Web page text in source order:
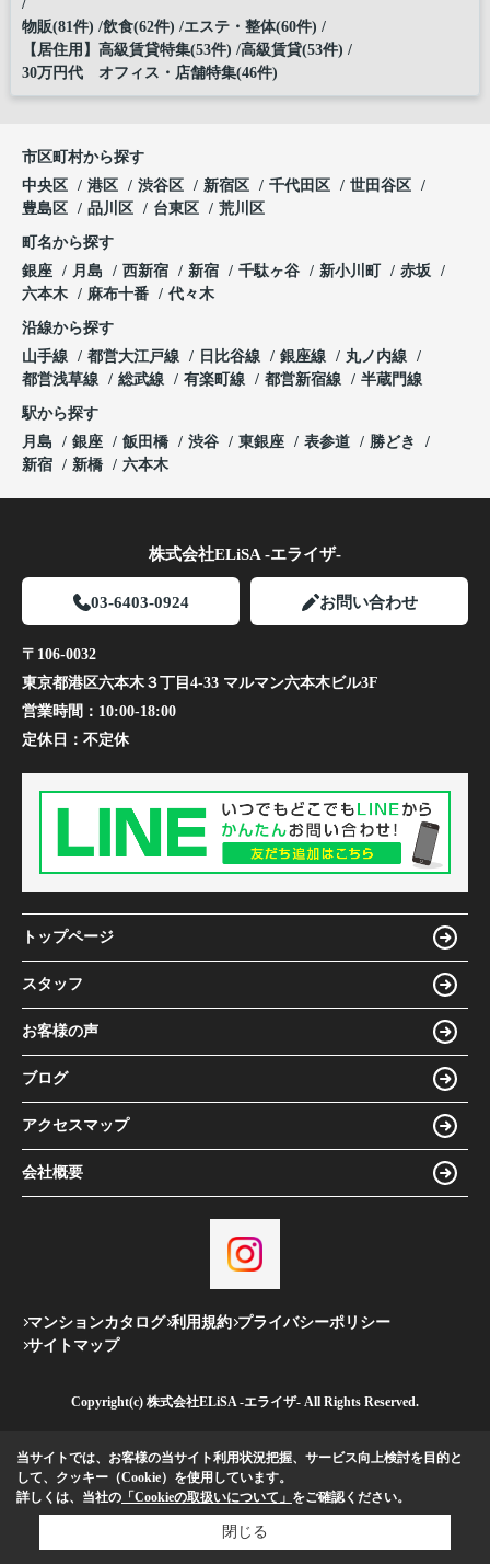
物販(81件) 飲食(62件) エステ・整体(60件)
【居住用】高級賃貸特集(53件) 高級賃貸(53件)
30万円代 オフィス・店舗特集(46件)
市区町村から探す
中央区
港区 渋谷区 新宿区 千代田区
世田谷区
豊島区
品川区 台東区 荒川区
町名から探す
銀座
月島 西新宿 新宿 千駄ヶ谷 新小川町
赤坂
六本木
麻布十番 代々木
沿線から探す
山手線
都営大江戸線 日比谷線 銀座線
丸ノ内線
都営浅草線
総武線 有楽町線 都営新宿線 半蔵門線
駅から探す
月島
銀座 飯田橋 渋谷 東銀座 表参道
勝どき
新宿
新橋 六本木
株式会社ELiSA -エライザ-
03-6403-0924 お問い合わせ
〒106-0032
東京都港区六本木３丁目4-33 マルマン六本木ビル3F
営業時間： 10:00-18:00
定休日： 不定休
トップページ
スタッフ
お客様の声
ブログ
アクセスマップ
会社概要
マンションカタログ 利用規約 プライバシーポリシー
サイトマップ
Copyright(c) 株式会社ELiSA -エライザ- All Rights Reserved.
当サイトでは、お客様の当サイト利用状況把握、サービス向上検討を目的と
して、クッキー（Cookie）を使用しています。
詳しくは、当社の 「Cookieの取扱いについて」 をご確認ください。
閉じる